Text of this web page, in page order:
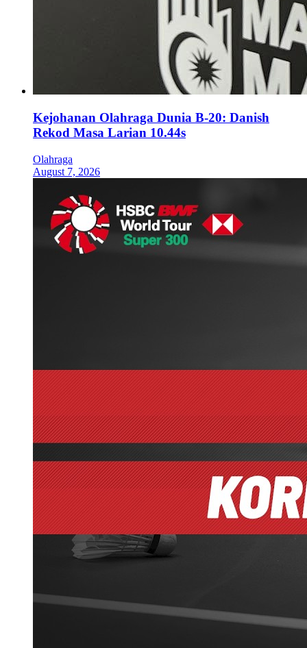
Kejohanan Olahraga Dunia B-20: Danish
Rekod Masa Larian 10.44s
Olahraga
August 7, 2026